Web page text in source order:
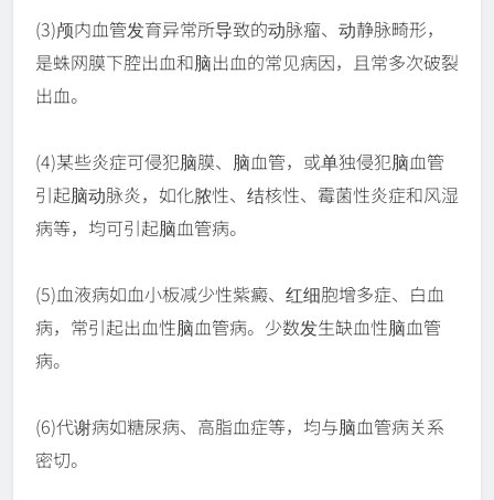
(3)颅内血管发育异常所导致的动脉瘤、动静脉畸形，
是蛛网膜下腔出血和脑出血的常见病因，且常多次破裂
出血。
(4)某些炎症可侵犯脑膜、脑血管，或单独侵犯脑血管
引起脑动脉炎，如化脓性、结核性、霉菌性炎症和风湿
病等，均可引起脑血管病。
(5)血液病如血小板减少性紫癜、红细胞增多症、白血
病，常引起出血性脑血管病。少数发生缺血性脑血管
病。
(6)代谢病如糖尿病、高脂血症等，均与脑血管病关系
密切。